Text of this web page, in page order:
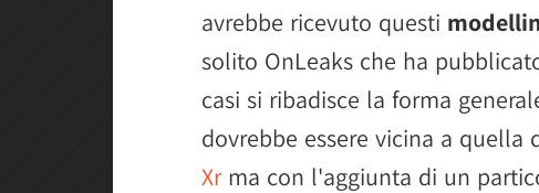
avrebbe ricevuto questi
solito OnLeaks che ha
casi si ribadisce la forma
dovrebbe essere vicina a quella
Xrma con l'aggiunta di un